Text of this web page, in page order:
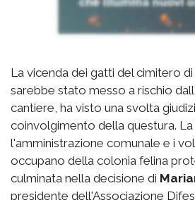
La vicenda dei gatti del cimitero di
sarebbe stato messo a rischio
cantiere, ha visto una svolta
coinvolgimento della questura.
l'amministrazione comunale e i
occupano della colonia felina
culminata nella decisione di
presidente dell'Associazione